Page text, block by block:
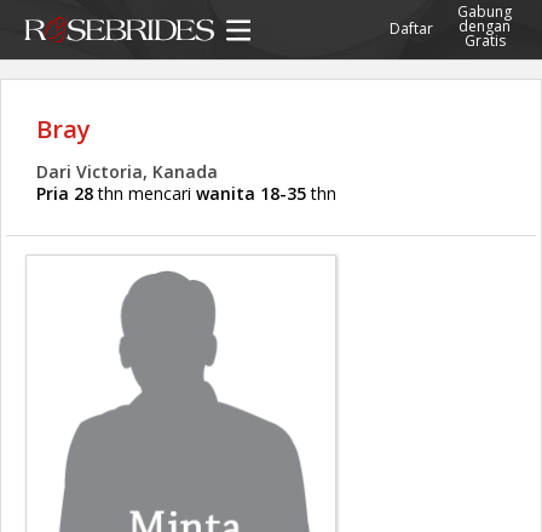
Daftar
Gabung
dengan
Gratis
Bray
Dari Victoria, Kanada
Pria 28thn mencari wanita 18-35thn